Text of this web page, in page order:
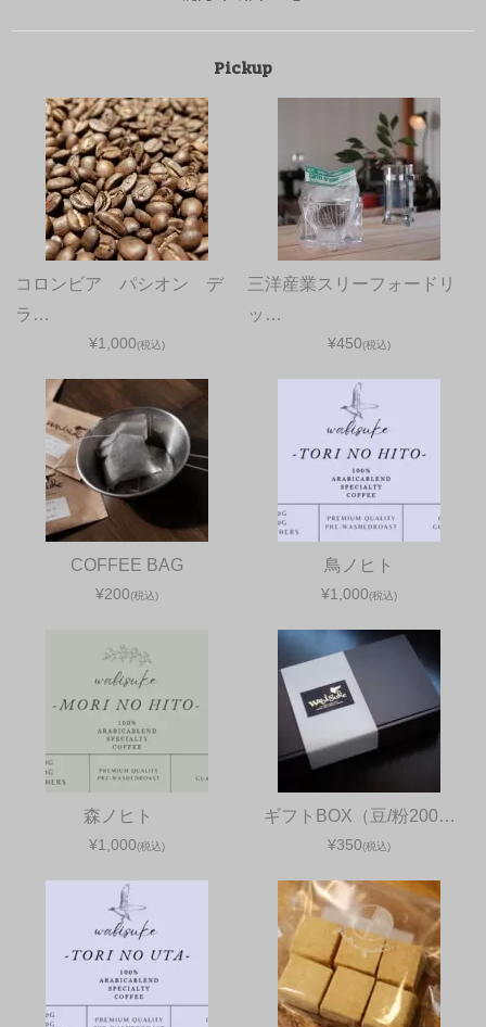
Pickup
コロンビア パシオン デ
ラ…
¥1,000(税込)
三洋産業スリーフォードリ
ッ…
¥450(税込)
COFFEE BAG
¥200(税込)
鳥ノヒト
¥1,000(税込)
森ノヒト
¥1,000(税込)
ギフトBOX（豆/粉200…
¥350(税込)